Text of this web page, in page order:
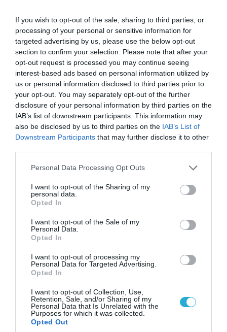
If you wish to opt-out of the sale, sharing to third parties, or
processing of your personal or sensitive information for
targeted advertising by us, please use the below opt-out
section to confirm your selection. Please note that after your
opt-out request is processed you may continue seeing
interest-based ads based on personal information utilized by
us or personal information disclosed to third parties prior to
your opt-out. You may separately opt-out of the further
disclosure of your personal information by third parties on the
IAB’s list of downstream participants. This information may
also be disclosed by us to third parties on the IAB’s List of
Downstream Participants that may further disclose it to other
Please note that this website/app uses one or more Google
not limited to your visit or usage behaviour. You may click to
grant or deny consent to Google and its third-party tags to
use your data for below specified purposes in below Google
consent section.
Personal Data Processing Opt Outs
I want to opt-out of the Sharing of my
personal data.
Opted In
I want to opt-out of the Sale of my
Personal Data.
Opted In
I want to opt-out of processing my
Personal Data for Targeted Advertising.
Opted In
I want to opt-out of Collection, Use,
Retention, Sale, and/or Sharing of my
Personal Data that Is Unrelated with the
Purposes for which it was collected.
Opted Out
09.08.2026 | 17:02
ΣΥΡΙΖΑ για υποκλοπές: «Το (παρα)κράτος της ΝΔ
έχει συνέχεια και συνέπεια»
«Η απόλυτη τραγωδία»: Η «αιχμηρή» ανάρτηση
του Αρκά για τα τατουάζ (φωτο)